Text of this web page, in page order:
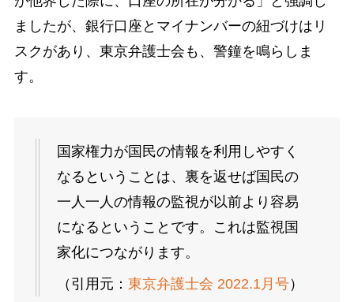
ましたが、銀行口座とマイナンバーの紐づけはリ
スクがあり、東京弁護士会も、警鐘を鳴らしま
す。
国家権力が国民の情報を利用しやすく
なるということは、裏を返せば国民の
一人一人の情報の監視が以前より容易
になるということです。これは監視国
家化につながります。
（引用元： 東京弁護士会 2022.1月号）